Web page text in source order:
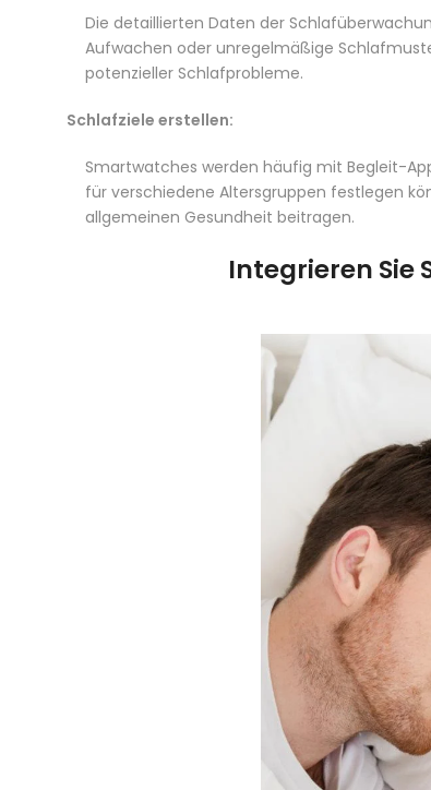
Die detaillierten Daten der
Aufwachen oder unregelmäßige
potenzieller Schlafprobleme.
Schlafziele erstellen:
Smartwatches werden häufig mit Begleit-
für verschiedene Altersgruppen festlegen
allgemeinen Gesundheit beitragen.
Integrieren Sie